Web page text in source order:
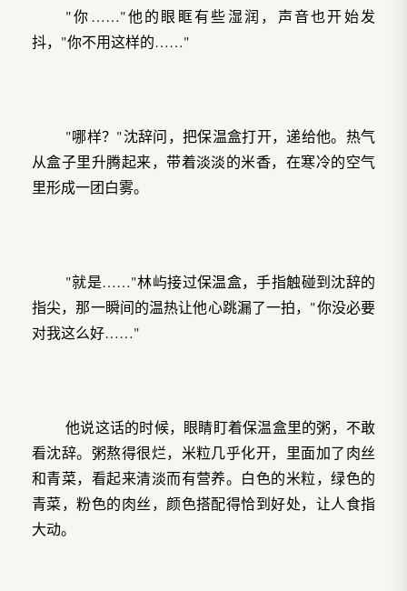
"你……"他的眼眶有些湿润，声音也开始发
抖，"你不用这样的……"
"哪样？"沈辞问，把保温盒打开，递给他。热气
从盒子里升腾起来，带着淡淡的米香，在寒冷的空气
里形成一团白雾。
"就是……"林屿接过保温盒，手指触碰到沈辞的
指尖，那一瞬间的温热让他心跳漏了一拍，"你没必要
对我这么好……"
他说这话的时候，眼睛盯着保温盒里的粥，不敢
看沈辞。粥熬得很烂，米粒几乎化开，里面加了肉丝
和青菜，看起来清淡而有营养。白色的米粒，绿色的
青菜，粉色的肉丝，颜色搭配得恰到好处，让人食指
大动。